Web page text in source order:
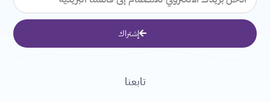
الإلكتروني
إشتراك
تابعنا